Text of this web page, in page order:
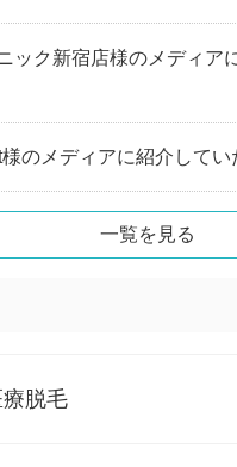
ック新宿店様のメディア
のメディアに紹介してい
一覧を見る
脱毛